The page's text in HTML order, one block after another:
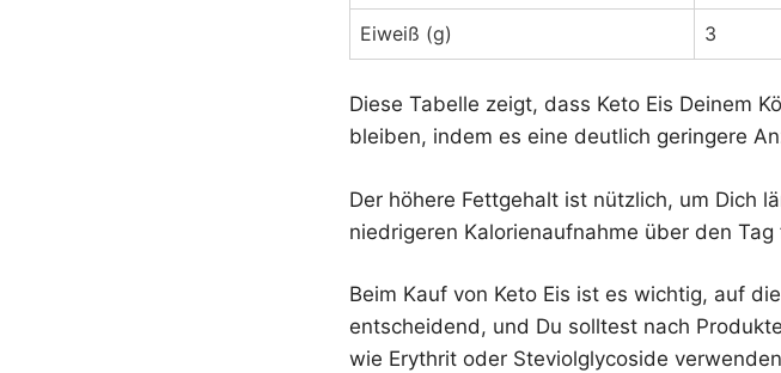
Eiweiß (g) 3
Diese Tabelle zeigt, dass Keto Eis Deinem
bleiben, indem es eine deutlich geringere
Der höhere Fettgehalt ist nützlich, um Dich
niedrigeren Kalorienaufnahme über den Tag
Beim Kauf von Keto Eis ist es wichtig, auf
entscheidend, und Du solltest nach
wie Erythrit oder Steviolglycoside